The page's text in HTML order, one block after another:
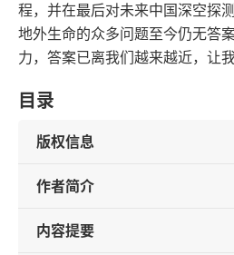
程，并在最后对未来中国深空探
地外生命的众多问题至今仍无答
力，答案已离我们越来越近，让
目录
版权信息
作者简介
内容提要